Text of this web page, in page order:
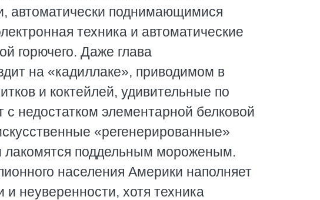
автоматически поднимающимися
техника и автоматические
горючего. Даже глава
на «кадиллаке», приводимом в
и коктейлей, удивительные по
недостатком элементарной белковой
«регенерированные»
поддельным мороженым.
населения Америки наполняет
неуверенности, хотя техника